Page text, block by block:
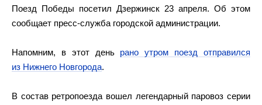
Поезд Победы посетил Дзержинск 23 апреля. Об этом
сообщает пресс-служба городской администрации.
Напомним, в этот день рано утром поезд отправился
из Нижнего Новгорода.
В состав ретропоезда вошел легендарный паровоз серии